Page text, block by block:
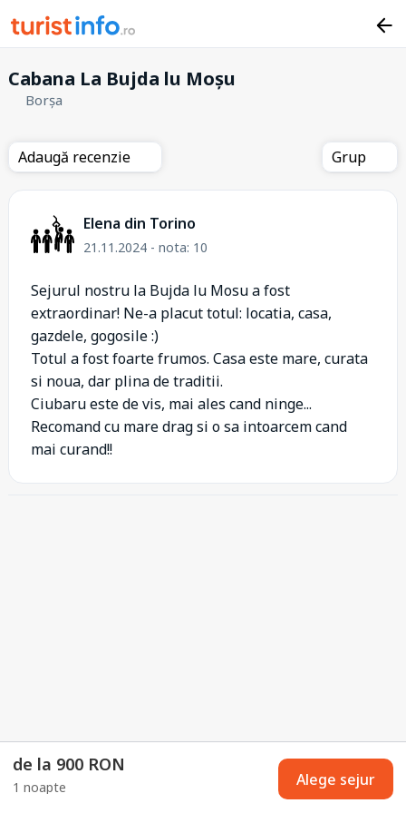
Cabana La Bujda lu Moșu
Borșa
Adaugă recenzie Grup
Elena din Torino
21.11.2024 - nota: 10
Sejurul nostru la Bujda lu Mosu a fost
extraordinar! Ne-a placut totul: locatia, casa,
gazdele, gogosile :)
Totul a fost foarte frumos. Casa este mare, curata
si noua, dar plina de traditii.
Ciubaru este de vis, mai ales cand ninge...
Recomand cu mare drag si o sa intoarcem cand
mai curand!!
de la 900 RON
1 noapte Alege sejur